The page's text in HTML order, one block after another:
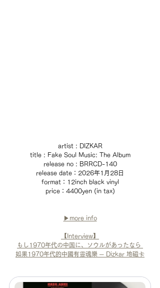
artist : DIZKAR
title : Fake Soul Music: The Album
release no : BRRCD-140
release date：2026年1月28日
format：12inch black vinyl
price：4400yen (in tax)
▶︎more info
【Interview】
もし1970年代の中国に、ソウルがあったなら
如果1970年代的中國有靈魂樂 ─ Dizkar 地磁卡